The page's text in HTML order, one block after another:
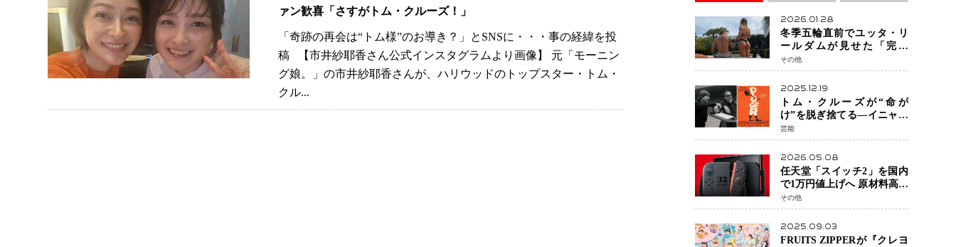
ァン歓喜「さすがトム・クルーズ！」
「奇跡の再会は“トム様”のお導き？」とSNSに・・・事の経緯を投
稿 【市井紗耶香さん公式インスタグラムより画像】 元「モーニン
グ娘。」の市井紗耶香さんが、ハリウッドのトップスター・トム・
クル...
2026.01.28
冬季五輪直前でユッタ・リ
ールダムが見せた「完成
形」転倒と涙を越えて─ミラ
ノで金を狙うオランダ女王
の現在地
その他
2025.12.19
トム・クルーズが“命が
け”を脱ぎ捨てる―イニャリ
トゥ監督と挑む前代未聞の
大惨事コメディ「DIGGER
ディガー」始動
芸能
2026.05.08
任天堂「スイッチ2」を国内
で1万円値上げへ 原材料高騰
で価格改定「スイッチオン
ライン」も引き上げ
その他
2025.09.03
FRUITS ZIPPERが『クレヨ